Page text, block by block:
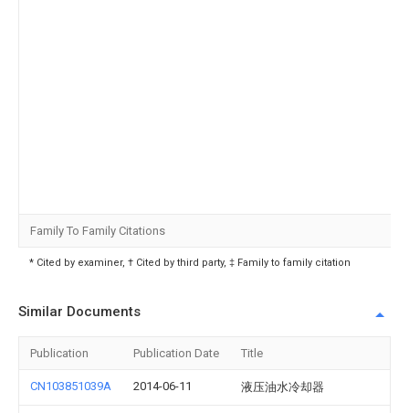
Family To Family Citations
* Cited by examiner, † Cited by third party, ‡ Family to family citation
Similar Documents
Publication Publication Date Title
CN103851039A 2014-06-11 液压油水冷却器